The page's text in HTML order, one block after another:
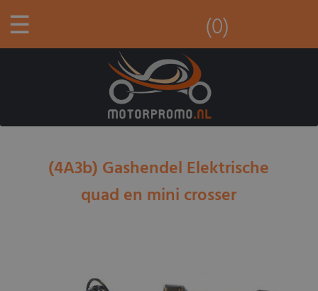
☰ (0)
(4A3b) Gashendel Elektrische
quad en mini crosser